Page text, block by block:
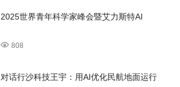
2025世界青年科学家峰会暨艾力斯特AI
808
对话行沙科技王宇：用AI优化民航地面运行